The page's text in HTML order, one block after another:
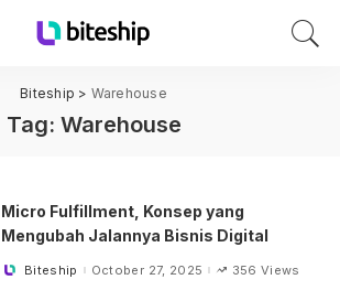
Biteship > Warehouse
Tag: Warehouse
Micro Fulfillment, Konsep yang
Mengubah Jalannya Bisnis Digital
PostedBiteship October 27, 2025 356 Views